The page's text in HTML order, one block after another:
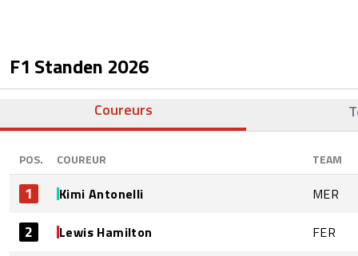
F1 Standen 2026
Coureurs
POS. COUREUR TEAM
1 Kimi Antonelli MER
2 Lewis Hamilton FER